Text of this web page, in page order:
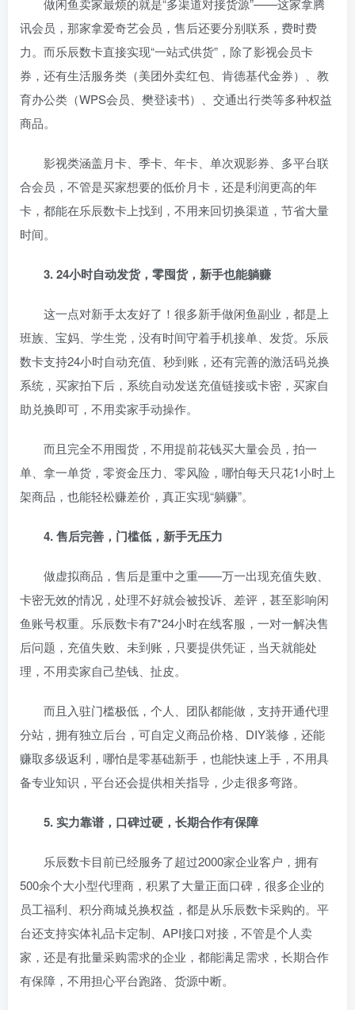
讯会员，那家拿爱奇艺会员，售后还要分别联系，费时费
力。而乐辰数卡直接实现“一站式供货”，除了影视会员卡
券，还有生活服务类（美团外卖红包、肯德基代金券）、教
育办公类（WPS会员、樊登读书）、交通出行类等多种权益
商品。
影视类涵盖月卡、季卡、年卡、单次观影券、多平台联
合会员，不管是买家想要的低价月卡，还是利润更高的年
卡，都能在乐辰数卡上找到，不用来回切换渠道，节省大量
时间。
3. 24小时自动发货，零囤货，新手也能躺赚
这一点对新手太友好了！很多新手做闲鱼副业，都是上
班族、宝妈、学生党，没有时间守着手机接单、发货。乐辰
数卡支持24小时自动充值、秒到账，还有完善的激活码兑换
系统，买家拍下后，系统自动发送充值链接或卡密，买家自
助兑换即可，不用卖家手动操作。
而且完全不用囤货，不用提前花钱买大量会员，拍一
单、拿一单货，零资金压力、零风险，哪怕每天只花1小时上
架商品，也能轻松赚差价，真正实现“躺赚”。
4. 售后完善，门槛低，新手无压力
做虚拟商品，售后是重中之重——万一出现充值失败、
卡密无效的情况，处理不好就会被投诉、差评，甚至影响闲
鱼账号权重。乐辰数卡有7*24小时在线客服，一对一解决售
后问题，充值失败、未到账，只要提供凭证，当天就能处
理，不用卖家自己垫钱、扯皮。
而且入驻门槛极低，个人、团队都能做，支持开通代理
分站，拥有独立后台，可自定义商品价格、DIY装修，还能
赚取多级返利，哪怕是零基础新手，也能快速上手，不用具
备专业知识，平台还会提供相关指导，少走很多弯路。
5. 实力靠谱，口碑过硬，长期合作有保障
乐辰数卡目前已经服务了超过2000家企业客户，拥有
500余个大小型代理商，积累了大量正面口碑，很多企业的
员工福利、积分商城兑换权益，都是从乐辰数卡采购的。平
台还支持实体礼品卡定制、API接口对接，不管是个人卖
家，还是有批量采购需求的企业，都能满足需求，长期合作
有保障，不用担心平台跑路、货源中断。